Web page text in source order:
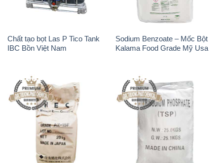
Chất tạo bọt Las P Tico Tank
IBC Bồn Việt Nam
Sodium Benzoate – Mốc Bột
Kalama Food Grade Mỹ Usa